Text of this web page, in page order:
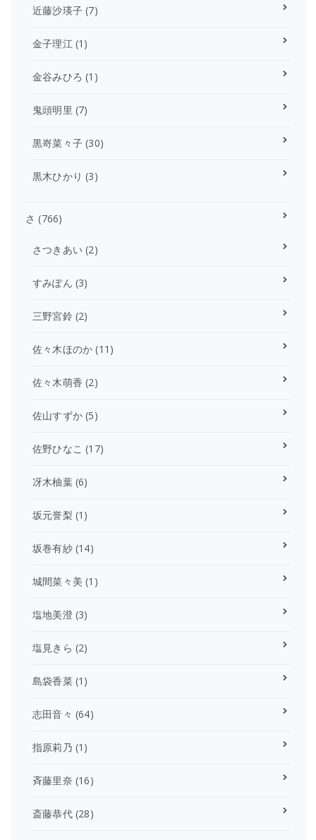
近藤沙瑛子 (7)
金子理江 (1)
金谷みひろ (1)
鬼頭明里 (7)
黒嵜菜々子 (30)
黒木ひかり (3)
さ (766)
さつきあい (2)
すみぽん (3)
三野宮鈴(2)
佐々木ほのか (11)
佐々木萌香 (2)
佐山すずか (5)
佐野ひなこ (17)
冴木柚葉(6)
坂元誉梨 (1)
坂巻有紗(14)
城間菜々美 (1)
塩地美澄(3)
塩見きら (2)
島袋香菜(1)
志田音々 (64)
指原莉乃 (1)
斉藤里奈 (16)
斎藤恭代(28)